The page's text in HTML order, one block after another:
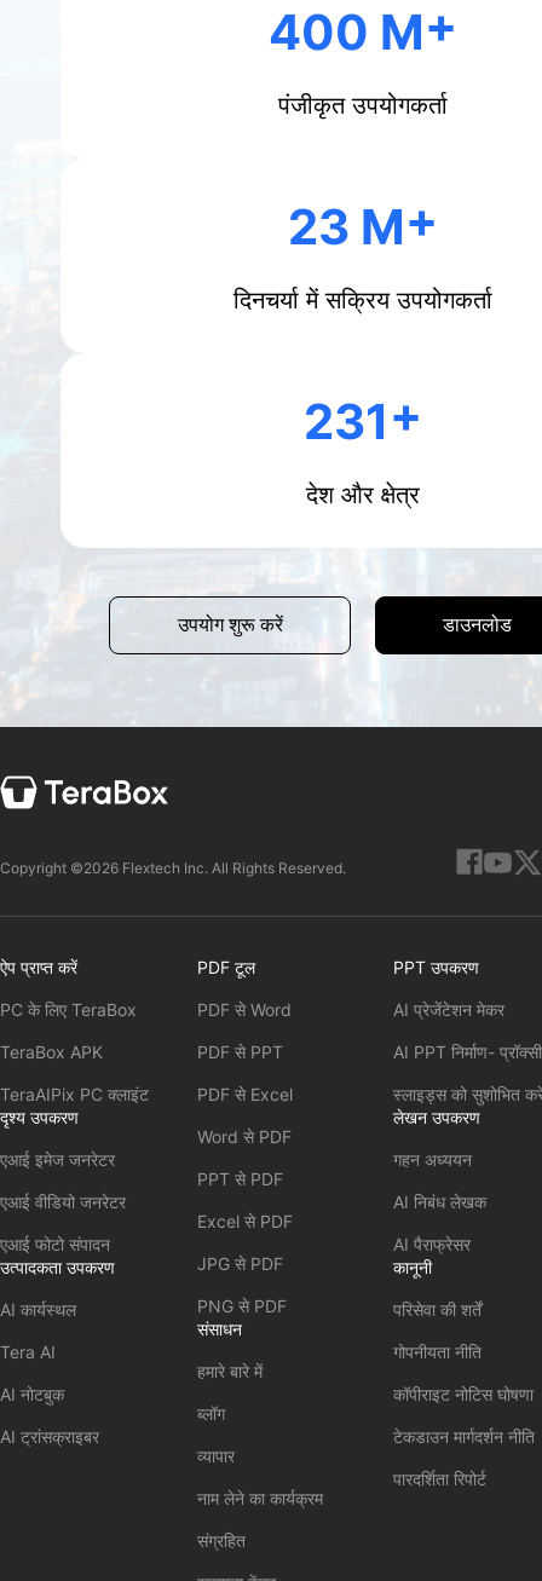
400 M
पंजीकृत उपयोगकर्ता
23 M
दिनचर्या में सक्रिय उपयोगकर्ता
231
देश और क्षेत्र
उपयोग शुरू करें डाउनलोड
Copyright ©2026 Flextech Inc. All Rights Reserved.
ऐप प्राप्त करें
PC के लिए TeraBox
TeraBox APK
TeraAIPix PC क्लाइंट
दृश्य उपकरण
एआई इमेज जनरेटर
एआई वीडियो जनरेटर
एआई फोटो संपादन
उत्पादकता उपकरण
AI कार्यस्थल
Tera AI
AI नोटबुक
AI ट्रांसक्राइबर
PDF टूल
PDF से Word
PDF से PPT
PDF से Excel
Word से PDF
PPT से PDF
Excel से PDF
JPG से PDF
PNG से PDF
संसाधन
हमारे बारे में
ब्लॉग
व्यापार
नाम लेने का कार्यक्रम
संग्रहित
PPT उपकरण
AI प्रेजेंटेशन मेकर
AI PPT निर्माण-
स्लाइड्स को सुशोभित
लेखन उपकरण
गहन अध्ययन
AI निबंध लेखक
AI पैराफ्रेसर
कानूनी
परिसेवा की शर्तें
गोपनीयता नीति
कॉपीराइट नोटिस घोषणा
टेकडाउन मार्गदर्शन नीति
पारदर्शिता रिपोर्ट